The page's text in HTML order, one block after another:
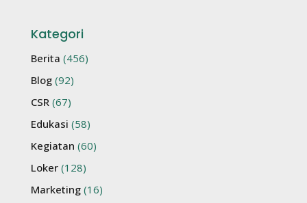
Kategori
Berita (456)
Blog (92)
CSR (67)
Edukasi (58)
Kegiatan (60)
Loker (128)
Marketing (16)